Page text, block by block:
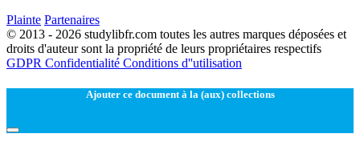
Plainte Partenaires
© 2013 - 2026 studylibfr.com toutes les autres marques déposées et
droits d'auteur sont la propriété de leurs propriétaires respectifs
GDPR Confidentialité Conditions d''utilisation
Ajouter ce document à la (aux) collections